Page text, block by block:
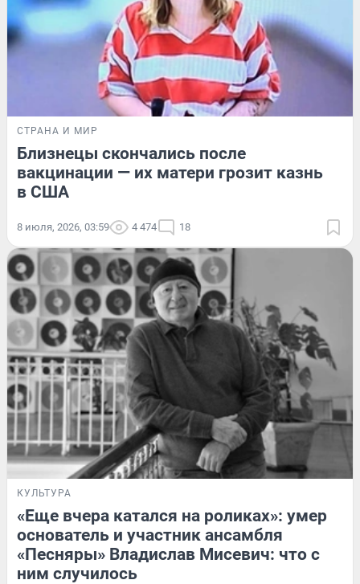
СТРАНА И МИР
Близнецы скончались после
вакцинации — их матери грозит казнь
в США
8 июля, 2026, 03:59 4 474 18
КУЛЬТУРА
«Еще вчера катался на роликах»: умер
основатель и участник ансамбля
«Песняры» Владислав Мисевич: что с
ним случилось